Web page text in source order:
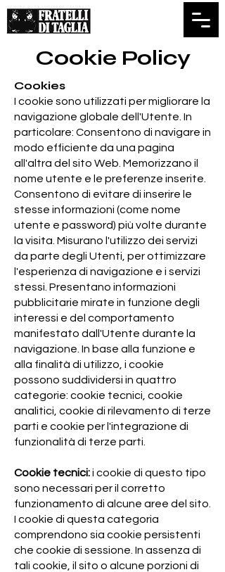
Cookie Policy
Cookies
I cookie sono utilizzati per migliorare la
navigazione globale dell'Utente. In
particolare: Consentono di navigare in
modo efficiente da una pagina
all'altra del sito Web. Memorizzano il
nome utente e le preferenze inserite.
Consentono di evitare di inserire le
stesse informazioni (come nome
utente e password) più volte durante
la visita. Misurano l'utilizzo dei servizi
da parte degli Utenti, per ottimizzare
l'esperienza di navigazione e i servizi
stessi. Presentano informazioni
pubblicitarie mirate in funzione degli
interessi e del comportamento
manifestato dall'Utente durante la
navigazione. In base alla funzione e
alla finalità di utilizzo, i cookie
possono suddividersi in quattro
categorie: cookie tecnici, cookie
analitici, cookie di rilevamento di terze
parti e cookie per l'integrazione di
funzionalità di terze parti.
Cookie tecnici:i cookie di questo tipo
sono necessari per il corretto
funzionamento di alcune aree del sito.
I cookie di questa categoria
comprendono sia cookie persistenti
che cookie di sessione. In assenza di
tali cookie, il sito o alcune porzioni di